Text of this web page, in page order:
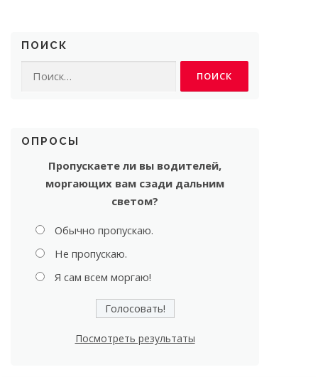
ПОИСК
ОПРОСЫ
Пропускаете ли вы водителей,
моргающих вам сзади дальним
светом?
Обычно пропускаю.
Не пропускаю.
Я сам всем моргаю!
Посмотреть результаты